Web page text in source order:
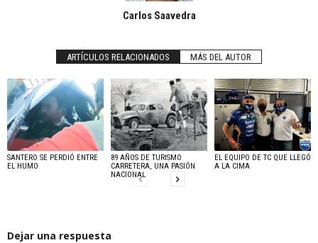
Carlos Saavedra
ARTÍCULOS RELACIONADOS MÁS DEL AUTOR
SANTERO SE PERDIÓ ENTRE
EL HUMO
89 AÑOS DE TURISMO
CARRETERA, UNA PASIÓN
NACIONAL
EL EQUIPO DE TC QUE LLEGÓ
A LA CIMA
Dejar una respuesta